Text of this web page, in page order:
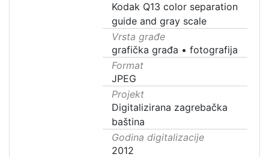
Kodak Q13 color separation
guide and gray scale
Vrsta građe
grafička građa •fotografija
Format
JPEG
Projekt
Digitalizirana zagrebačka
baština
Godina digitalizacije
2012